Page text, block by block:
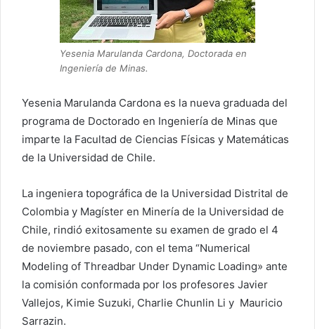
Yesenia Marulanda Cardona, Doctorada en
Ingeniería de Minas.
Yesenia Marulanda Cardona es la nueva graduada del
programa de Doctorado en Ingeniería de Minas que
imparte la Facultad de Ciencias Físicas y Matemáticas
de la Universidad de Chile.
La ingeniera topográfica de la Universidad Distrital de
Colombia y Magíster en Minería de la Universidad de
Chile, rindió exitosamente su examen de grado el 4
de noviembre pasado, con el tema “Numerical
Modeling of Threadbar Under Dynamic Loading» ante
la comisión conformada por los profesores Javier
Vallejos, Kimie Suzuki, Charlie Chunlin Li y Mauricio
Sarrazin.